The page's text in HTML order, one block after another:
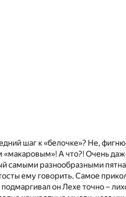
шаг к «белочке»? Не,
«макаровым»! А что?! Очень
самыми разнообразными
ему говорить. Самое
он Лехе точно –